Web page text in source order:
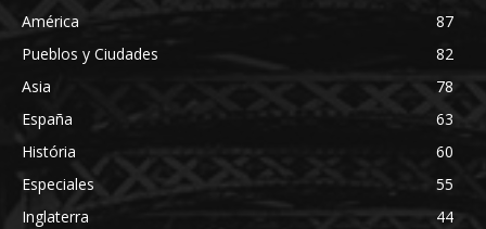
América
87
Pueblos y Ciudades
82
Asia
78
España
63
História
60
Especiales
55
Inglaterra
44